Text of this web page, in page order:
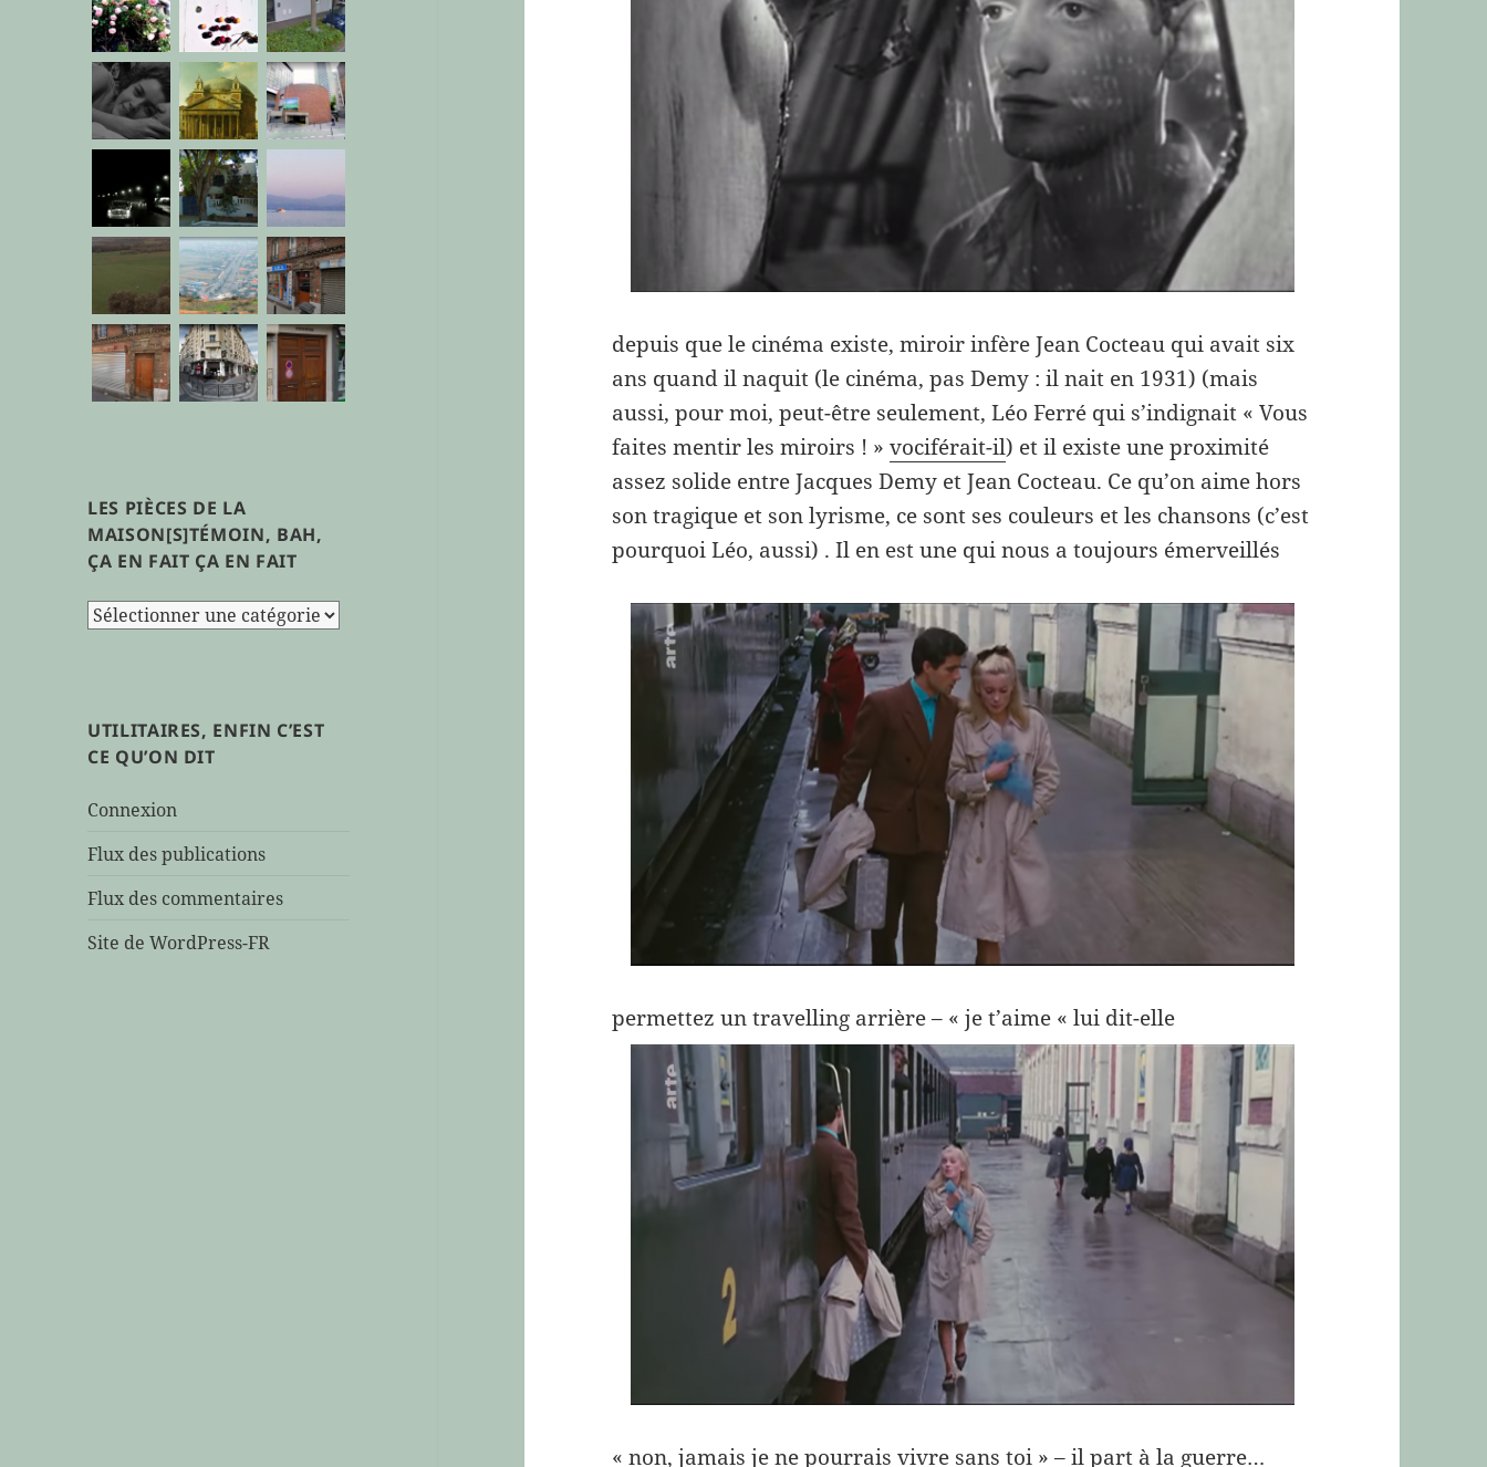
LES PIÈCES DE LA
MAISON[S]TÉMOIN, BAH,
ÇA EN FAIT ÇA EN FAIT
les
maison[s]témoin,
bah,
en
ça
fait
UTILITAIRES, ENFIN C’EST
CE QU’ON DIT
Connexion
Flux des publications
Flux des commentaires
Site de WordPress-FR
depuis que le cinéma existe, miroir infère Jean Cocteau qui avait six
ans quand il naquit (le cinéma, pas Demy : il nait en 1931) (mais
aussi, pour moi, peut-être seulement, Léo Ferré qui s’indignait « Vous
faites mentir les miroirs ! »vociférait-il) et il existe une proximité
assez solide entre Jacques Demy et Jean Cocteau. Ce qu’on aime hors
son tragique et son lyrisme, ce sont ses couleurs et les chansons (c’est
pourquoi Léo, aussi) . Il en est une qui nous a toujours émerveillés
permettez un travelling arrière – « je t’aime « lui dit-elle
« non, jamais je ne pourrais vivre sans toi » – il part à la guerre…